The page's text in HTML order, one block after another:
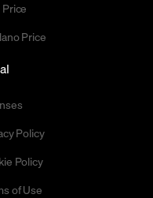
Price
Price
Policy
Policy
of Use